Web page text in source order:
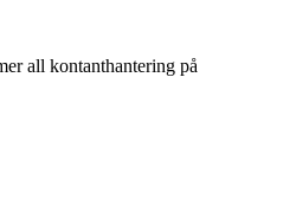
all kontanthantering på